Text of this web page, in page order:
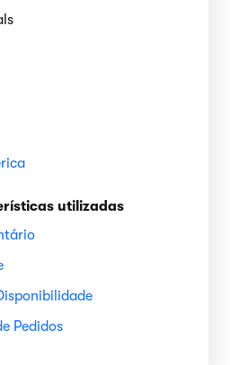
utilizadas
Pedidos